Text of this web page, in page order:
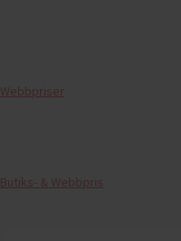
Webbpriser
Butiks- & Webbpris